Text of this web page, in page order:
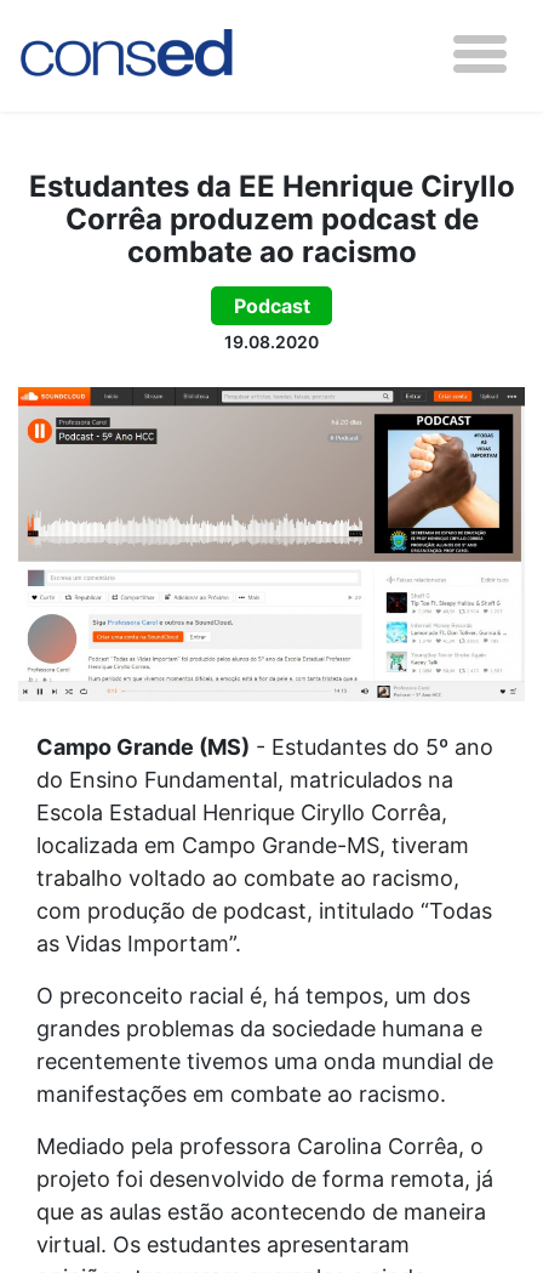
Estudantes da EE Henrique Ciryllo
Corrêa produzem podcast de
combate ao racismo
Podcast
19.08.2020
Campo Grande (MS) - Estudantes do 5º ano
do Ensino Fundamental, matriculados na
Escola Estadual Henrique Ciryllo Corrêa,
localizada em Campo Grande-MS, tiveram
trabalho voltado ao combate ao racismo,
com produção de podcast, intitulado “Todas
as Vidas Importam”.
O preconceito racial é, há tempos, um dos
grandes problemas da sociedade humana e
recentemente tivemos uma onda mundial de
manifestações em combate ao racismo.
Mediado pela professora Carolina Corrêa, o
projeto foi desenvolvido de forma remota, já
que as aulas estão acontecendo de maneira
virtual. Os estudantes apresentaram